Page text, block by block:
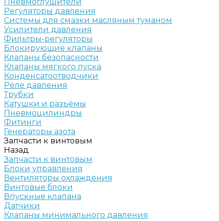
Регуляторы давления
Системы для смазки масляным туманом
Усилители давления
Фильтры-регуляторы
Блокирующие клапаны
Клапаны безопасности
Клапаны мягкого пуска
Конденсатоотводчики
Реле давления
Трубки
Катушки и разъёмы
Пневмоцилиндры
Фитинги
Генераторы азота
Запчасти к винтовым
Назад
Запчасти к винтовым
Блоки управления
Вентиляторы охлаждения
Винтовые блоки
Впускные клапана
Датчики
Клапаны минимального давления